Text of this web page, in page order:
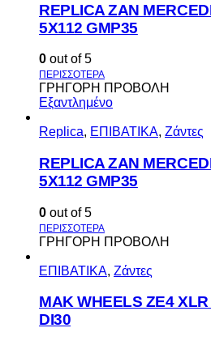
REPLICA ZAN
5X112 GMP35
0 out of 5
ΓΡΗΓΟΡΗ ΠΡΟΒΟΛΗ
Εξαντλημένο
Replica, ΕΠΙΒΑΤΙΚΑ, Ζάντες
REPLICA ZAN
5X112 GMP35
0 out of 5
ΓΡΗΓΟΡΗ ΠΡΟΒΟΛΗ
ΕΠΙΒΑΤΙΚΑ, Ζάντες
MAK WHEELS ΖΕ4
DI30